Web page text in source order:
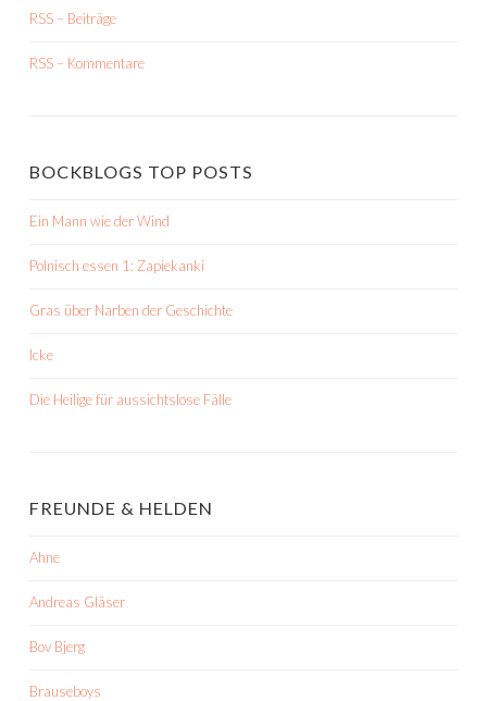
RSS – Beiträge
RSS – Kommentare
BOCKBLOGS TOP POSTS
Ein Mann wie der Wind
Polnisch essen 1: Zapiekanki
Gras über Narben der Geschichte
Icke
Die Heilige für aussichtslose Fälle
FREUNDE & HELDEN
Ahne
Andreas Gläser
Bov Bjerg
Brauseboys